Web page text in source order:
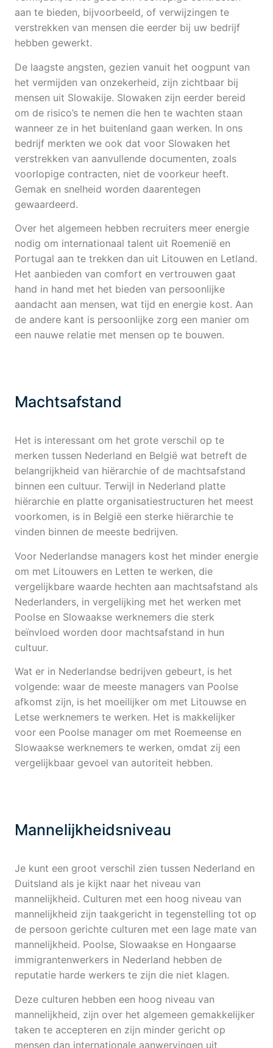
aan te bieden, bijvoorbeeld, of verwijzingen te
verstrekken van mensen die eerder bij uw bedrijf
hebben gewerkt.
De laagste angsten, gezien vanuit het oogpunt van
het vermijden van onzekerheid, zijn zichtbaar bij
mensen uit Slowakije. Slowaken zijn eerder bereid
om de risico’s te nemen die hen te wachten staan
wanneer ze in het buitenland gaan werken. In ons
bedrijf merkten we ook dat voor Slowaken het
verstrekken van aanvullende documenten, zoals
voorlopige contracten, niet de voorkeur heeft.
Gemak en snelheid worden daarentegen
gewaardeerd.
Over het algemeen hebben recruiters meer energie
nodig om internationaal talent uit Roemenië en
Portugal aan te trekken dan uit Litouwen en Letland.
Het aanbieden van comfort en vertrouwen gaat
hand in hand met het bieden van persoonlijke
aandacht aan mensen, wat tijd en energie kost. Aan
de andere kant is persoonlijke zorg een manier om
een nauwe relatie met mensen op te bouwen.
Machtsafstand
Het is interessant om het grote verschil op te
merken tussen Nederland en België wat betreft de
belangrijkheid van hiërarchie of de machtsafstand
binnen een cultuur. Terwijl in Nederland platte
hiërarchie en platte organisatiestructuren het meest
voorkomen, is in België een sterke hiërarchie te
vinden binnen de meeste bedrijven.
Voor Nederlandse managers kost het minder energie
om met Litouwers en Letten te werken, die
vergelijkbare waarde hechten aan machtsafstand als
Nederlanders, in vergelijking met het werken met
Poolse en Slowaakse werknemers die sterk
beïnvloed worden door machtsafstand in hun
cultuur.
Wat er in Nederlandse bedrijven gebeurt, is het
volgende: waar de meeste managers van Poolse
afkomst zijn, is het moeilijker om met Litouwse en
Letse werknemers te werken. Het is makkelijker
voor een Poolse manager om met Roemeense en
Slowaakse werknemers te werken, omdat zij een
vergelijkbaar gevoel van autoriteit hebben.
Mannelijkheidsniveau
Je kunt een groot verschil zien tussen Nederland en
Duitsland als je kijkt naar het niveau van
mannelijkheid. Culturen met een hoog niveau van
mannelijkheid zijn taakgericht in tegenstelling tot op
de persoon gerichte culturen met een lage mate van
mannelijkheid. Poolse, Slowaakse en Hongaarse
immigrantenwerkers in Nederland hebben de
reputatie harde werkers te zijn die niet klagen.
Deze culturen hebben een hoog niveau van
mannelijkheid, zijn over het algemeen gemakkelijker
taken te accepteren en zijn minder gericht op
mensen dan internationale aanwervingen uit